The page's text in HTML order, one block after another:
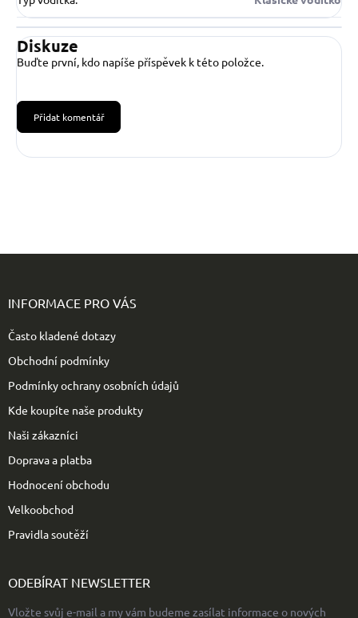
Diskuze
Buďte první, kdo napíše příspěvek k této položce.
Přidat komentář
INFORMACE PRO VÁS
Často kladené dotazy
Obchodní podmínky
Podmínky ochrany osobních údajů
Kde koupíte naše produkty
Naši zákazníci
Doprava a platba
Hodnocení obchodu
Velkoobchod
Pravidla soutěží
ODEBÍRAT NEWSLETTER
Vložte svůj e-mail a my vám budeme zasílat informace o nových